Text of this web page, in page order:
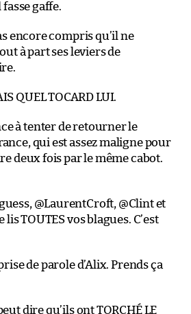
gaffe.
encore compris qu’il ne
à part ses leviers de
QUEL TOCARD LUI.
à tenter de retourner le
qui est assez maligne pour
deux fois par le même cabot.
@LaurentCroft, @Clint et
TOUTES vos blagues. C’est
de parole d’Alix. Prends ça
dire qu’ils ont TORCHÉ LE